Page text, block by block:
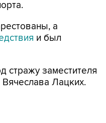
а
заместителя